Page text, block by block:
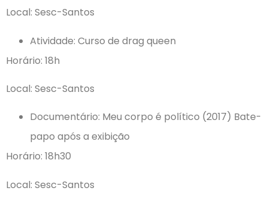
Local: Sesc-Santos
Atividade: Curso de drag queen
Horário: 18h
Local: Sesc-Santos
Documentário: Meu corpo é político (2017) Bate-
papo após a exibição
Horário: 18h30
Local: Sesc-Santos